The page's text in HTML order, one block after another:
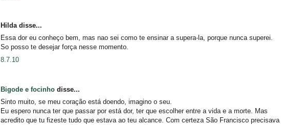
Hilda disse...
Essa dor eu conheço bem, mas nao sei como te ensinar a supera-la, porque nunca superei.
So posso te desejar força nesse momento.
8.7.10
Bigode e focinho disse...
Sinto muito, se meu coração está doendo, imagino o seu.
Eu espero nunca ter que passar por está dor, ter que escolher entre a vida e a morte. Mas
acredito que tu fizeste tudo que estava ao teu alcance. Com certeza São Francisco precisava